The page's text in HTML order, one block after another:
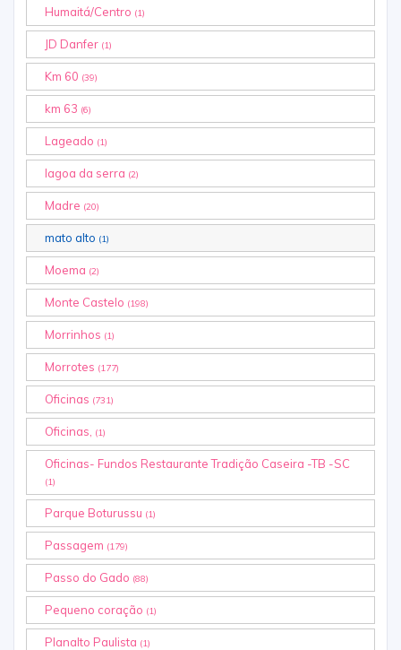
Humaitá/Centro (1)
JD Danfer (1)
Km 60 (39)
km 63 (6)
Lageado (1)
lagoa da serra (2)
Madre (20)
mato alto (1)
Moema (2)
Monte Castelo (198)
Morrinhos (1)
Morrotes (177)
Oficinas (731)
Oficinas, (1)
Oficinas- Fundos Restaurante Tradição Caseira -TB -SC
(1)
Parque Boturussu (1)
Passagem (179)
Passo do Gado (88)
Pequeno coração (1)
Planalto Paulista (1)